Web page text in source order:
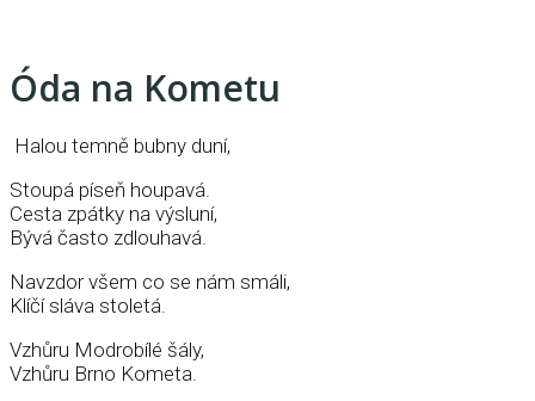
Óda na Kometu
Halou temně bubny duní,
Stoupá píseň houpavá.
Cesta zpátky na výsluní,
Bývá často zdlouhavá.
Navzdor všem co se nám smáli,
Klíčí sláva stoletá.
Vzhůru Modrobílé šály,
Vzhůru Brno Kometa.